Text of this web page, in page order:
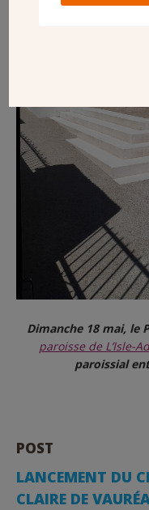
Dimanche 18 mai, le
paroisse de L’Isle-
paroissial
POST
LANCEMENT DU
CLAIRE DE